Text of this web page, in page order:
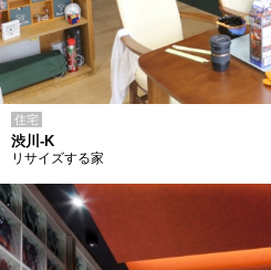
住宅
渋川-K
リサイズする家